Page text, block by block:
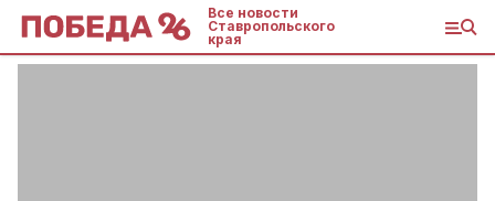
Все новости
Ставропольского
края